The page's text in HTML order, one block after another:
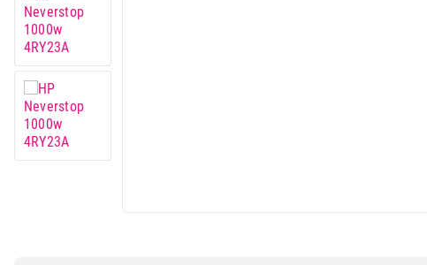
Grejanje i hlađenje
Nega tela, lepota i zdravlje
Sport i putovanje
Sve za kuću i baštu
Vesa